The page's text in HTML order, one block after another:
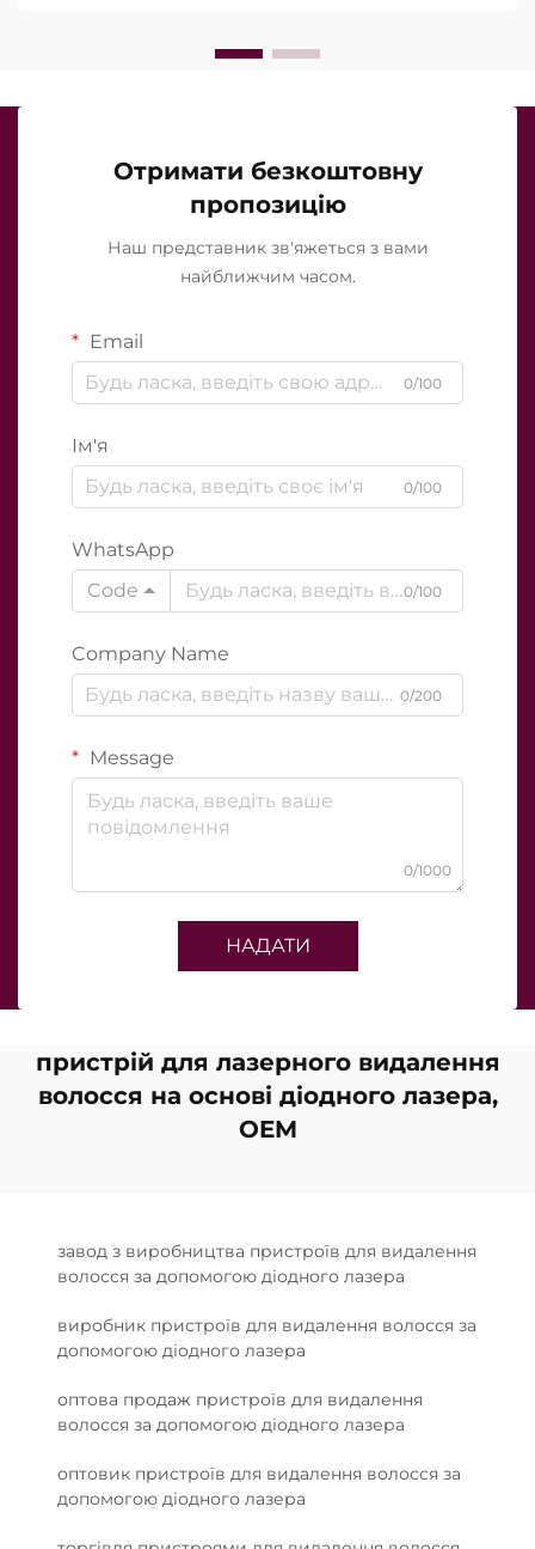
Отримати безкоштовну
пропозицію
Наш представник зв'яжеться з вами
найближчим часом.
Email
0/100
Ім'я
0/100
WhatsApp
Code
0/100
Company Name
0/200
Message
0/1000
НАДАТИ
пристрій для лазерного видалення
волосся на основі діодного лазера,
OEM
завод з виробництва пристроїв для видалення
волосся за допомогою діодного лазера
виробник пристроїв для видалення волосся за
допомогою діодного лазера
оптова продаж пристроїв для видалення
волосся за допомогою діодного лазера
оптовик пристроїв для видалення волосся за
допомогою діодного лазера